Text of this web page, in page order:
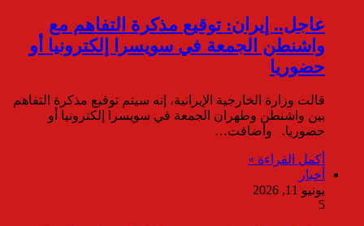
عاجل.. إيران: توقيع مذكرة التفاهم مع
واشنطن الجمعة في سويسرا إلكترونيا أو
حضوريا
قالت وزارة الخارجية الإيرانية، إنه سيتم توقيع مذكرة التفاهم
بين واشنطن وطهران الجمعة في سويسرا إلكترونيا أو
حضوريا. وأضافت…
أكمل القراءة »
أخبار
يونيو 11, 2026
5